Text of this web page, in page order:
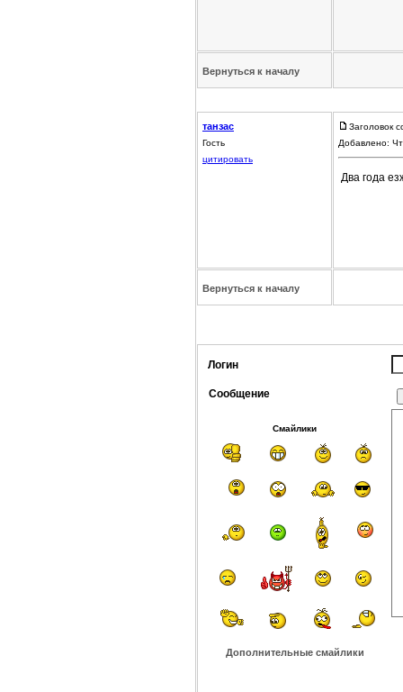
Вернуться к началу
танзас
Гость
цитировать
Заголовок
Добавлено:
Два года
Вернуться к началу
Логин
Сообщение
Смайлики
Дополнительные смайлики